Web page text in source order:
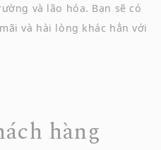
và lão hóa. Bạn sẽ có
và hài lòng khác hẳn với
hàng